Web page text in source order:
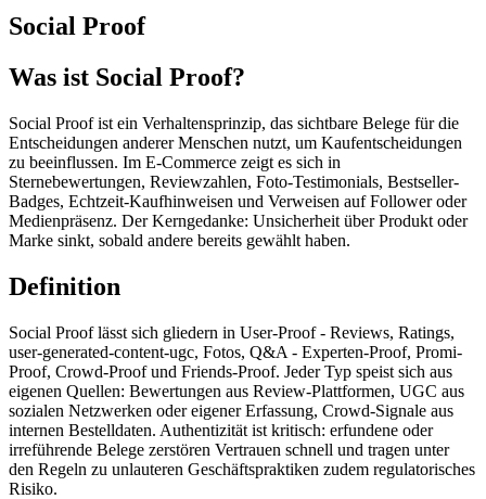
Social Proof
Was ist Social Proof?
Social Proof ist ein Verhaltensprinzip, das sichtbare Belege für die
Entscheidungen anderer Menschen nutzt, um Kaufentscheidungen
zu beeinflussen. Im E-Commerce zeigt es sich in
Sternebewertungen, Reviewzahlen, Foto-Testimonials, Bestseller-
Badges, Echtzeit-Kaufhinweisen und Verweisen auf Follower oder
Medienpräsenz. Der Kerngedanke: Unsicherheit über Produkt oder
Marke sinkt, sobald andere bereits gewählt haben.
Definition
Social Proof lässt sich gliedern in User-Proof - Reviews, Ratings,
user-generated-content-ugc, Fotos, Q&A - Experten-Proof, Promi-
Proof, Crowd-Proof und Friends-Proof. Jeder Typ speist sich aus
eigenen Quellen: Bewertungen aus Review-Plattformen, UGC aus
sozialen Netzwerken oder eigener Erfassung, Crowd-Signale aus
internen Bestelldaten. Authentizität ist kritisch: erfundene oder
irreführende Belege zerstören Vertrauen schnell und tragen unter
den Regeln zu unlauteren Geschäftspraktiken zudem regulatorisches
Risiko.